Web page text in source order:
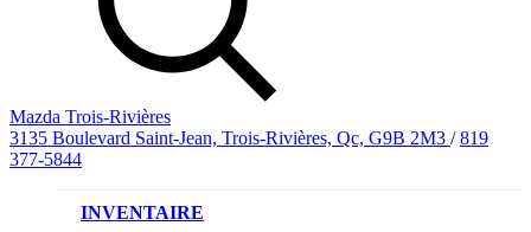
Mazda Trois-Rivières
3135 Boulevard Saint-Jean, Trois-Rivières, Qc, G9B 2M3 / 819
377-5844
INVENTAIRE